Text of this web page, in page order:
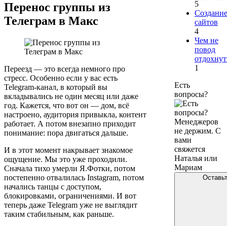
Перенос группы из
Телеграм в Макс
Переезд — это всегда немного про
стресс. Особенно если у вас есть
Telegram-канал, в который вы
вкладывались не один месяц или даже
год. Кажется, что вот он — дом, всё
настроено, аудитория привыкла, контент
работает. А потом внезапно приходит
понимание: пора двигаться дальше.
И в этот момент накрывает знакомое
ощущение. Мы это уже проходили.
Сначала тихо умерли Я.Фотки, потом
постепенно отвалилась Instagram, потом
начались танцы с доступом,
блокировками, ограничениями. И вот
теперь даже Telegram уже не выглядит
таким стабильным, как раньше.
5
Создание
сайтов
4
Чем не
повод
1
Есть
вопросы?
Менеджеров
не держим. С
вами
свяжется
Наталья или
Мариам